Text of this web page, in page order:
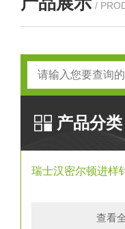
/
产品分类
瑞士汉密尔顿进样
查看